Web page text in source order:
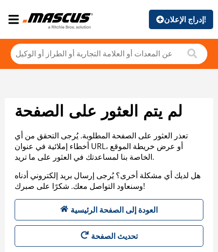
إدراج الإعلان!
لم يتم العثور على الصفحة
تعذر العثور على الصفحة المطلوبة. يُرجى التحقق من أي
أخطاء إملائية في عنوان URL، أو عرض خريطة الموقع
الخاصة بنا لمساعدتك في العثور على ما تريد.
هل لديك أي مشكلة أخرى؟ يُرجى إرسال بريد إلكتروني أدناه
وسنعاود التواصل معك. شكرًا على صبرك!
العودة إلى الصفحة الرئيسية
تحديث الصفحة